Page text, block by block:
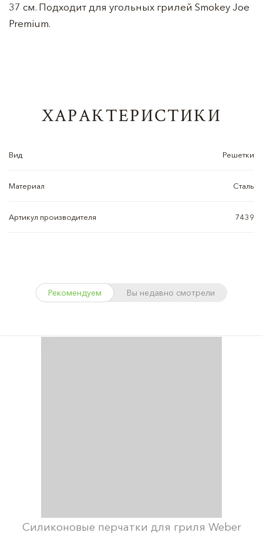
37 см. Подходит для угольных грилей Smokey Joe
Premium.
ХАРАКТЕРИСТИКИ
Вид Решетки
Материал Сталь
Артикул производителя 7439
Рекомендуем Вы недавно смотрели
Силиконовые перчатки для гриля Weber